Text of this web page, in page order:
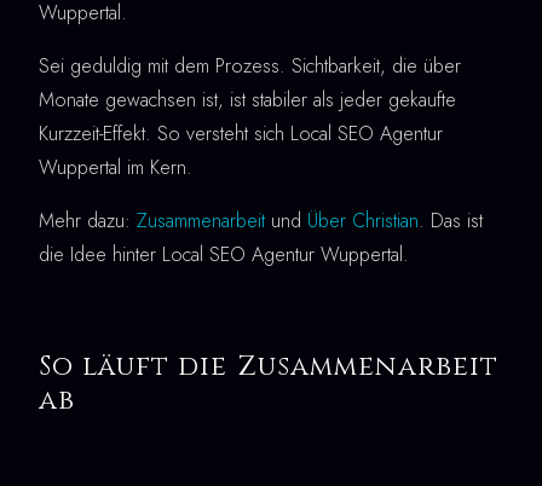
Wuppertal.
Sei geduldig mit dem Prozess. Sichtbarkeit, die über
Monate gewachsen ist, ist stabiler als jeder gekaufte
Kurzzeit-Effekt. So versteht sich Local SEO Agentur
Wuppertal im Kern.
Mehr dazu: Zusammenarbeit und Über Christian. Das ist
die Idee hinter Local SEO Agentur Wuppertal.
So läuft die Zusammenarbeit
ab